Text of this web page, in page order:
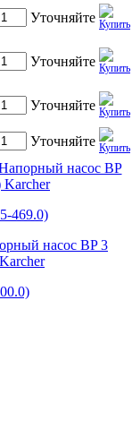
Уточняйте
Уточняйте
Уточняйте
Уточняйте
469.0)